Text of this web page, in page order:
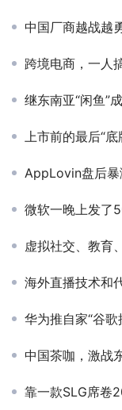
中国厂商越战越勇：莉
跨境电商，一人搞
继东南亚“闲鱼”
上市前的最后“底
AppLovin盘后
微软一晚上发了50
虚拟社交、教育
海外直播技术和代运营
华为推自家“谷
中国茶咖，激战
靠一款SLG席卷20亿